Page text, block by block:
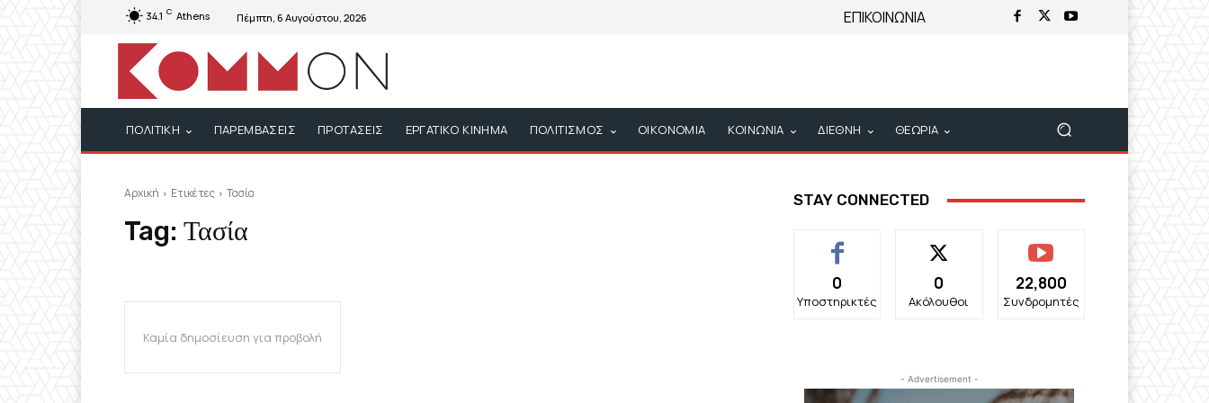
34.1 C Athens Πέμπτη, 6 Αυγούστου, 2026 ΕΠΙΚΟΙΝΩΝΙΑ
ΠΟΛΙΤΙΚΗ ΠΑΡΕΜΒΑΣΕΙΣ ΠΡΟΤΑΣΕΙΣ ΕΡΓΑΤΙΚΟ ΚΙΝΗΜΑ ΠΟΛΙΤΙΣΜΟΣ ΟΙΚΟΝΟΜΙΑ ΚΟΙΝΩΝΙΑ ΔΙΕΘΝΗ ΘΕΩΡΙΑ
Αρχική Ετικέτες Τασία
Tag: Τασία
Καμία δημοσίευση για προβολή
STAY CONNECTED
0
Υποστηρικτές
0
Ακόλουθοι
22,800
Συνδρομητές
- Advertisement -